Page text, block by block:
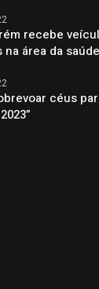
recebe
área da
céus